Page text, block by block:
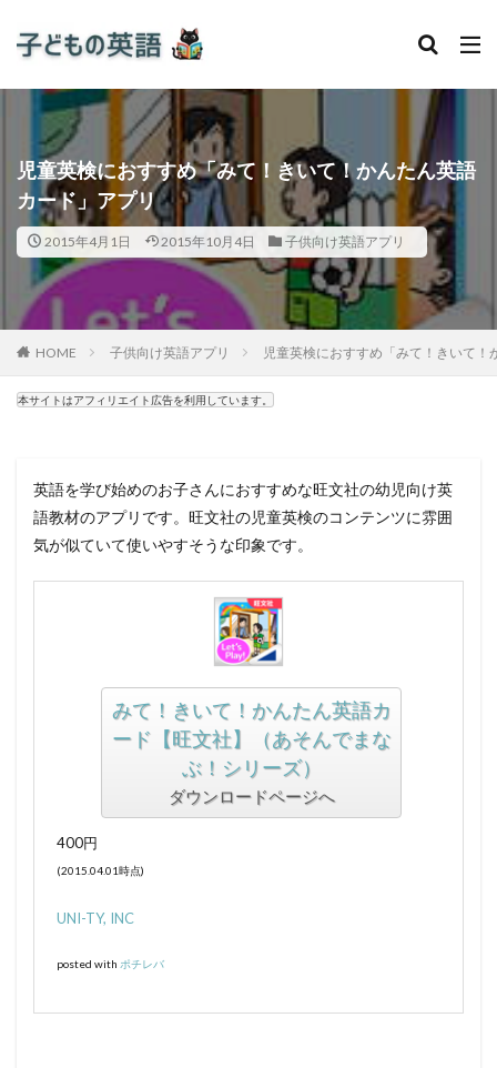
児童英検におすすめ「みて！きいて！かんたん英語
カード」アプリ
2015年4月1日 2015年10月4日 子供向け英語アプリ
HOME 子供向け英語アプリ 児童英検におすすめ「みて！きいて！
本サイトはアフィリエイト広告を利用しています。
英語を学び始めのお子さんにおすすめな旺文社の幼児向け英
語教材のアプリです。旺文社の児童英検のコンテンツに雰囲
気が似ていて使いやすそうな印象です。
みて！きいて！かんたん英語カ
ード【旺文社】（あそんでまな
ぶ！シリーズ）
400円
(2015.04.01時点)
UNI-TY, INC
posted with ポチレバ